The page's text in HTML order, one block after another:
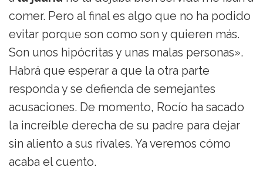
comer. Pero al final es algo que no ha podido
evitar porque son como son y quieren más.
Son unos hipócritas y unas malas personas».
Habrá que esperar a que la otra parte
responda y se defienda de semejantes
acusaciones. De momento, Rocío ha sacado
la increíble derecha de su padre para dejar
sin aliento a sus rivales. Ya veremos cómo
acaba el cuento.